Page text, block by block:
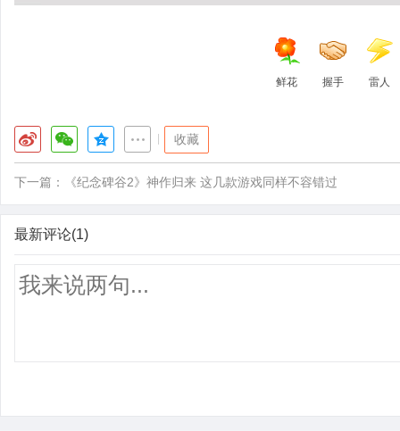
鲜花 握手 雷人
收藏
下一篇： 《纪念碑谷2》神作归来 这几款游戏同样不容错过
最新评论(1)